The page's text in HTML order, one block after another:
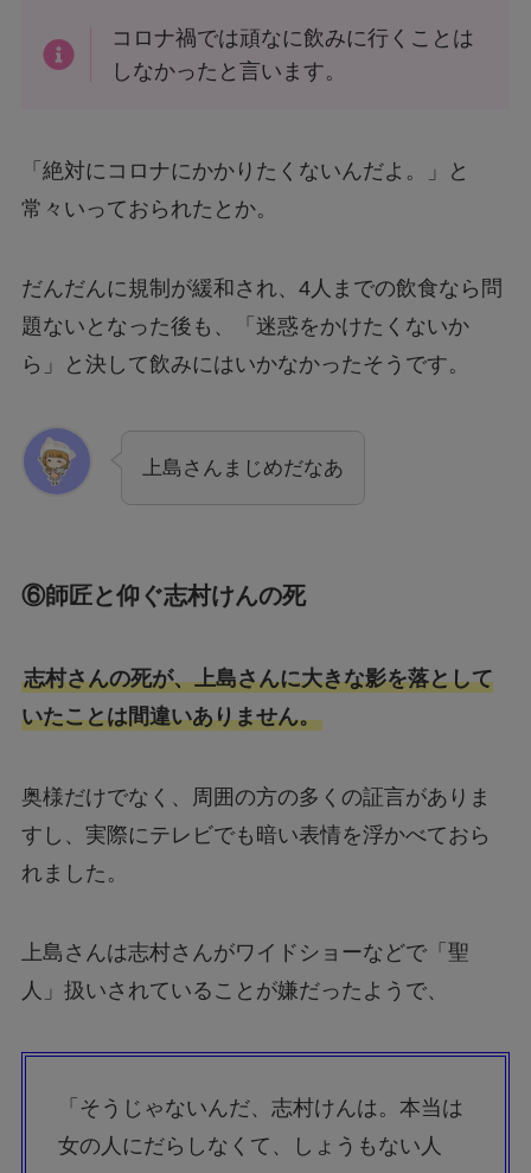
コロナ禍では頑なに飲みに行くことは
しなかったと言います。
「絶対にコロナにかかりたくないんだよ。」と
常々いっておられたとか。
だんだんに規制が緩和され、4人までの飲食なら問
題ないとなった後も、「迷惑をかけたくないか
ら」と決して飲みにはいかなかったそうです。
上島さんまじめだなあ
⑥師匠と仰ぐ志村けんの死
志村さんの死が、上島さんに大きな影を落として
いたことは間違いありません。
奥様だけでなく、周囲の方の多くの証言がありま
すし、実際にテレビでも暗い表情を浮かべておら
れました。
上島さんは志村さんがワイドショーなどで「聖
人」扱いされていることが嫌だったようで、
「そうじゃないんだ、志村けんは。本当は
女の人にだらしなくて、しょうもない人